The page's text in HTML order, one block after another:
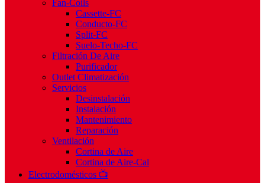
Fan-Coils
Cassette-FC
Conducto-FC
Split-FC
Suelo-Techo-FC
Filtración De Aire
Purificador
Outlet Climatización
Servicios
Desinstalación
Instalación
Mantenimiento
Reparación
Ventilación
Cortina de Aire
Cortina de Aire-Cal
Electrodomésticos 📺